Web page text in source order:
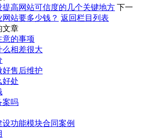
提高网站可信度的几个关键地方 下一
站要多少钱？ 返回栏目列表
文章
意的事项
相差很大
好售后维护
好处
案吗
功能模块合同案例